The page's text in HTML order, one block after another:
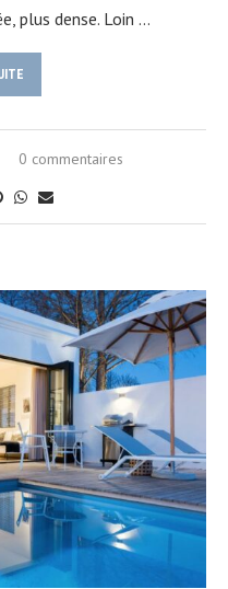
plus dense. Loin …
0 commentaires